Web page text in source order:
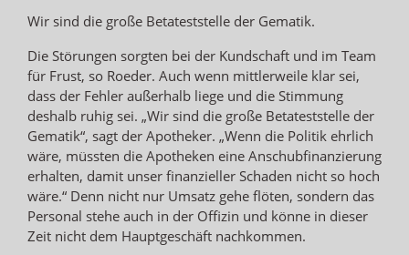
Wir sind die große Betateststelle der Gematik.
Die Störungen sorgten bei der Kundschaft und im Team
für Frust, so Roeder. Auch wenn mittlerweile klar sei,
dass der Fehler außerhalb liege und die Stimmung
deshalb ruhig sei. „Wir sind die große Betateststelle der
Gematik“, sagt der Apotheker. „Wenn die Politik ehrlich
wäre, müssten die Apotheken eine Anschubfinanzierung
erhalten, damit unser finanzieller Schaden nicht so hoch
wäre.“ Denn nicht nur Umsatz gehe flöten, sondern das
Personal stehe auch in der Offizin und könne in dieser
Zeit nicht dem Hauptgeschäft nachkommen.